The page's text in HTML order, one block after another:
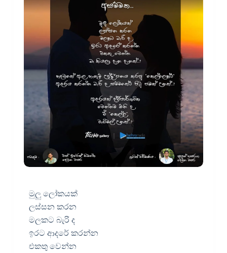
මුලු ලෝකයක්
ලස්සන කරන
මලකට බැරි ද
ඉරට ආදරේ කරන්න
එකතු වෙන්න